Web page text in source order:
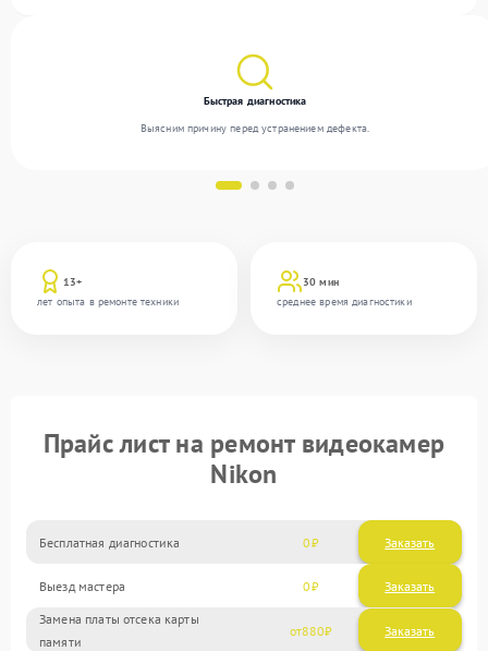
13+
лет опыта в ремонте техники
30 мин
среднее время диагностики
Быстрая диагностика
Выясним причину перед устранением дефекта.
Прайс лист на ремонт видеокамер
Nikon
Бесплатная диагностика 0 Заказать
Выезд мастера 0 Заказать
Замена платы отсека карты
памяти
880